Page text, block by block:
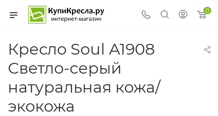
0
Кресло Soul A1908
Светло-серый
натуральная кожа/
экокожа